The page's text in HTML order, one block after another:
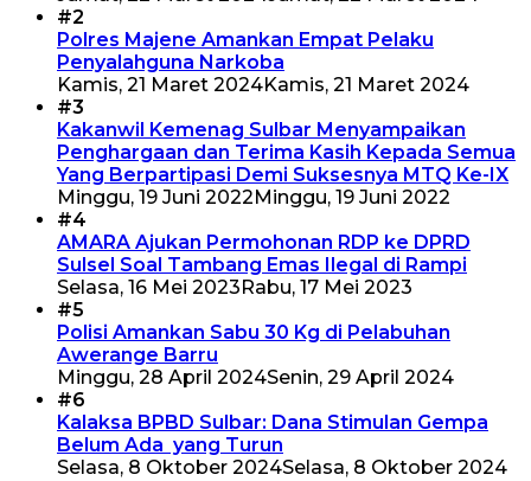
#2
Polres Majene Amankan Empat Pelaku
Penyalahguna Narkoba
Kamis, 21 Maret 2024Kamis, 21 Maret 2024
#3
Kakanwil Kemenag Sulbar Menyampaikan
Penghargaan dan Terima Kasih Kepada Semua
Yang Berpartipasi Demi Suksesnya MTQ Ke-IX
Minggu, 19 Juni 2022 Minggu, 19 Juni 2022
#4
AMARA Ajukan Permohonan RDP ke DPRD
Sulsel Soal Tambang Emas Ilegal di Rampi
Selasa, 16 Mei 2023 Rabu, 17 Mei 2023
#5
Polisi Amankan Sabu 30 Kg di Pelabuhan
Awerange Barru
Minggu, 28 April 2024Senin, 29 April 2024
#6
Kalaksa BPBD Sulbar: Dana Stimulan Gempa
Belum Ada yang Turun
Selasa, 8 Oktober 2024Selasa, 8 Oktober 2024